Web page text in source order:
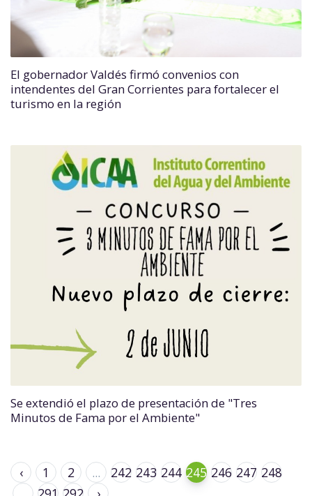
El gobernador Valdés firmó convenios con
intendentes del Gran Corrientes para fortalecer el
turismo en la región
Se extendió el plazo de presentación de "Tres
Minutos de Fama por el Ambiente"
‹ 1 2 ... 242 243 244 245 246 247 248